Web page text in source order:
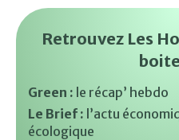
Retrouvez Les
Green : le récap’ hebdo
Le Brief : l’actu
écologique